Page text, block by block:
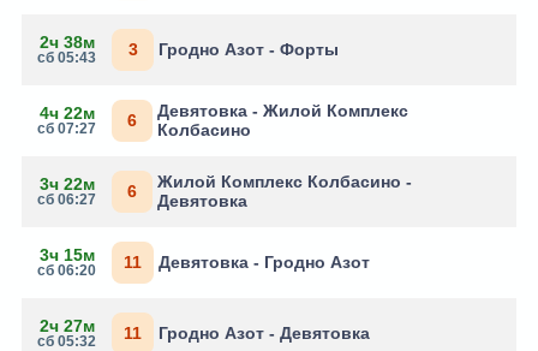
2ч 38м
сб 05:43 3 Гродно Азот - Форты
4ч 22м
сб 07:27 6
Девятовка - Жилой Комплекс
Колбасино
3ч 22м
сб 06:27 6
Жилой Комплекс Колбасино -
Девятовка
3ч 15м
сб 06:20 11 Девятовка - Гродно Азот
2ч 27м
сб 05:32 11 Гродно Азот - Девятовка